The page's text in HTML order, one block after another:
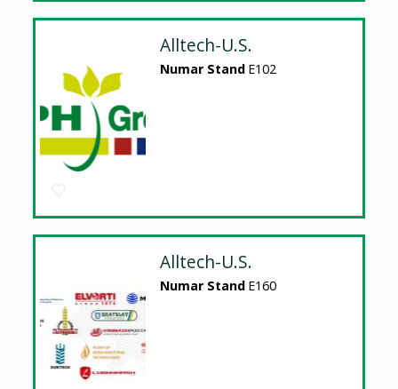
Alltech-U.S.
Numar Stand E102
Alltech-U.S.
Numar Stand E160